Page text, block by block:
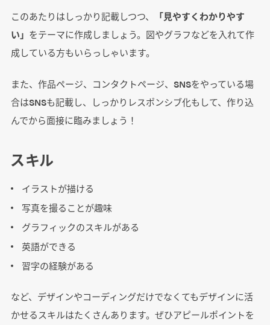
このあたりはしっかり記載しつつ、
「見やすくわかりやす
い」 をテーマに作成しましょう。図やグラフなどを入れて作
成している方もいらっしゃいます。
また、作品ページ、コンタクトページ、SNSをやっている場
合はSNSも記載し、しっかりレスポンシブ化もして、作り込
んでから面接に臨みましょう！
スキル
イラストが描ける
写真を撮ることが趣味
グラフィックのスキルがある
英語ができる
習字の経験がある
など、デザインやコーディングだけでなくてもデザインに活
かせるスキルはたくさんあります。ぜひアピールポイントを